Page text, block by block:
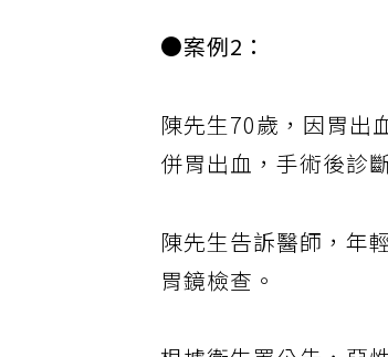
●案例2：
陳先生70歲，因胃出
併胃出血，手術後診
陳先生告訴醫師，年
胃鏡檢查。